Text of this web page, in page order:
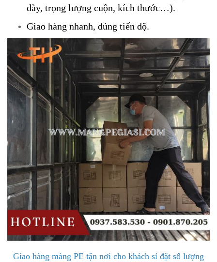
dày, trọng lượng cuộn, kích thước…).
Giao hàng nhanh, đúng tiến độ.
Giao hàng màng PE tận nơi cho khách sỉ đặt số lượng